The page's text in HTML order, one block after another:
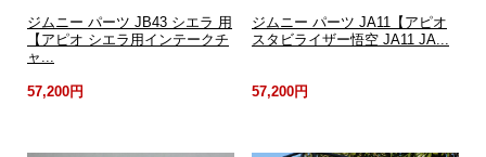
ジムニー パーツ JB43 シエラ 用
【アピオ シエラ用インテークチ
ャ...
ジムニー パーツ JA11【アピオ
スタビライザー悟空 JA11 JA...
57,200円 57,200円